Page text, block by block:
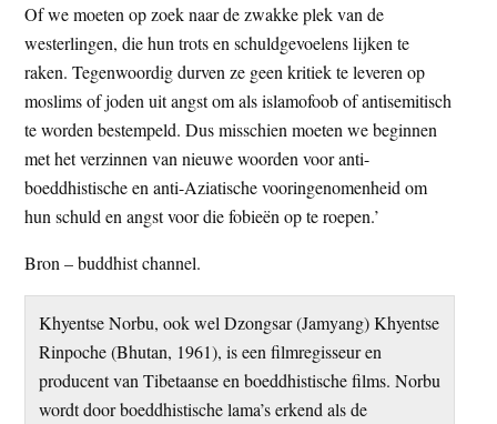
Of we moeten op zoek naar de zwakke plek van de
westerlingen, die hun trots en schuldgevoelens lijken te
raken. Tegenwoordig durven ze geen kritiek te leveren op
moslims of joden uit angst om als islamofoob of antisemitisch
te worden bestempeld. Dus misschien moeten we beginnen
met het verzinnen van nieuwe woorden voor anti-
boeddhistische en anti-Aziatische vooringenomenheid om
hun schuld en angst voor die fobieën op te roepen.’
Bron – buddhist channel.
Khyentse Norbu, ook wel Dzongsar (Jamyang) Khyentse
Rinpoche (Bhutan, 1961), is een filmregisseur en
producent van Tibetaanse en boeddhistische films. Norbu
wordt door boeddhistische lama’s erkend als de